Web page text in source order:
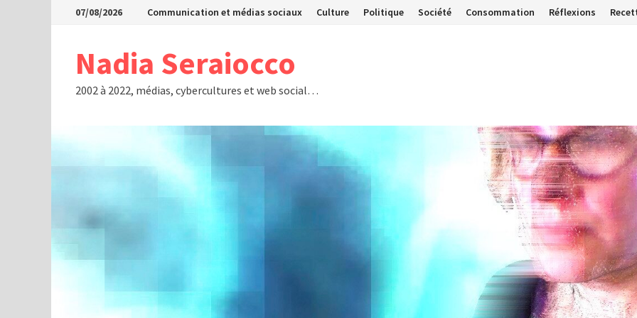
Passer07/08/2026 Communication et médias sociaux Culture Politique Société Consommation Réflexions
Nadia Seraiocco
2002 à 2022, médias, cybercultures et web social…